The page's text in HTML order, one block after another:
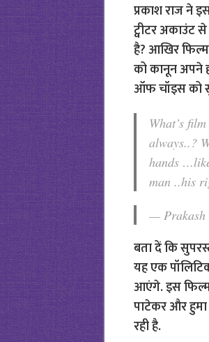
प्रकाश राज ने
ट्वीटर अकाउंट
है? आखिर फिल्म
को कानून अपने
ऑफ चॉइस को
What’s film
always..?
hands
man ..his
— Prakash
बता दें कि
यह एक
आएंगे. इस फिल्म
पाटेकर और हुमा
रही है.